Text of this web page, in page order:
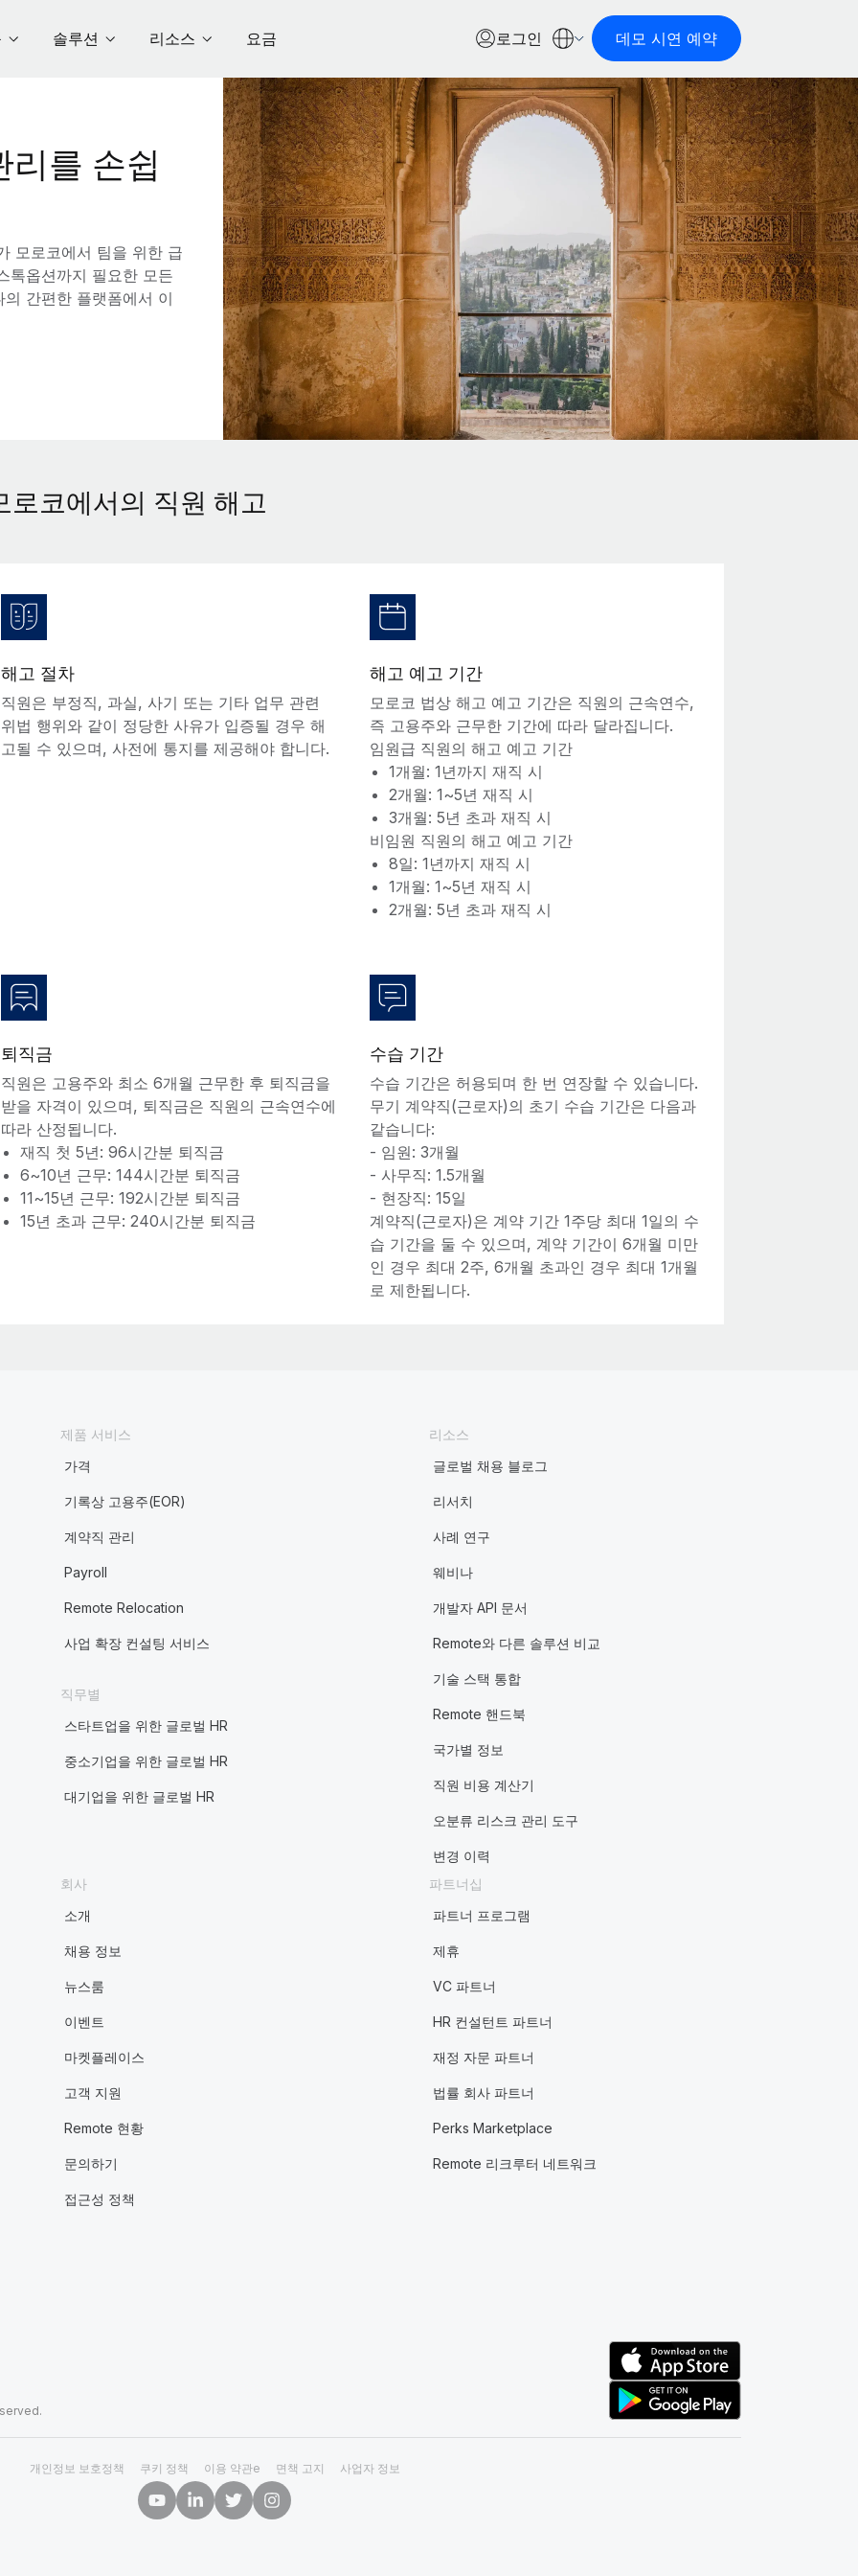
솔루션 리소스 요금 로그인 데모 시연 예약
리를 손쉽
모로코에서 팀을 위한 급
톡옵션까지 필요한 모든
간편한 플랫폼에서 이
로코에서의 직원 해고
해고 절차
직원은 부정직, 과실, 사기 또는 기타 업무 관련
위법 행위와 같이 정당한 사유가 입증될 경우 해
고될 수 있으며, 사전에 통지를 제공해야 합니다.
해고 예고 기간
모로코 법상 해고 예고 기간은 직원의 근속연수,
즉 고용주와 근무한 기간에 따라 달라집니다.
임원급 직원의 해고 예고 기간
1개월: 1년까지 재직 시
2개월: 1~5년 재직 시
3개월: 5년 초과 재직 시
비임원 직원의 해고 예고 기간
8일: 1년까지 재직 시
1개월: 1~5년 재직 시
2개월: 5년 초과 재직 시
퇴직금
직원은 고용주와 최소 6개월 근무한 후 퇴직금을
받을 자격이 있으며, 퇴직금은 직원의 근속연수에
따라 산정됩니다.
재직 첫 5년: 96시간분 퇴직금
6~10년 근무: 144시간분 퇴직금
11~15년 근무: 192시간분 퇴직금
15년 초과 근무: 240시간분 퇴직금
수습 기간
수습 기간은 허용되며 한 번 연장할 수 있습니다.
무기 계약직(근로자)의 초기 수습 기간은 다음과
같습니다:
- 임원: 3개월
- 사무직: 1.5개월
- 현장직: 15일
계약직(근로자)은 계약 기간 1주당 최대 1일의 수
습 기간을 둘 수 있으며, 계약 기간이 6개월 미만
인 경우 최대 2주, 6개월 초과인 경우 최대 1개월
로 제한됩니다.
제품 서비스
가격
기록상 고용주(EOR)
계약직 관리
Payroll
Remote Relocation
사업 확장 컨설팅 서비스
직무별
스타트업을 위한 글로벌 HR
중소기업을 위한 글로벌 HR
대기업을 위한 글로벌 HR
리소스
글로벌 채용 블로그
리서치
사례 연구
웨비나
개발자 API 문서
Remote와 다른 솔루션 비교
기술 스택 통합
Remote 핸드북
국가별 정보
직원 비용 계산기
오분류 리스크 관리 도구
변경 이력
회사
소개
채용 정보
뉴스룸
이벤트
마켓플레이스
고객 지원
Remote 현황
문의하기
접근성 정책
파트너십
파트너 프로그램
제휴
VC 파트너
HR 컨설턴트 파트너
재정 자문 파트너
법률 회사 파트너
Perks Marketplace
Remote 리크루터 네트워크
개인정보 보호정책 쿠키 정책 이용 약관e 면책 고지 사업자 정보